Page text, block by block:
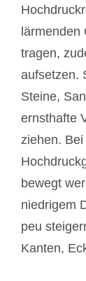
lärmenden
tragen,
aufsetzen.
Steine,
ernsthafte
ziehen. Bei
bewegt
niedrigem
peu
Kanten,